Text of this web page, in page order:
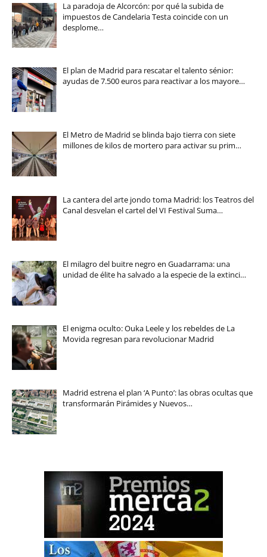
La paradoja de Alcorcón: por qué la subida de
impuestos de Candelaria Testa coincide con un
desplome…
El plan de Madrid para rescatar el talento sénior:
ayudas de 7.500 euros para reactivar a los mayore…
El Metro de Madrid se blinda bajo tierra con siete
millones de kilos de mortero para activar su prim…
La cantera del arte jondo toma Madrid: los Teatros del
Canal desvelan el cartel del VI Festival Suma…
El milagro del buitre negro en Guadarrama: una
unidad de élite ha salvado a la especie de la extinci…
El enigma oculto: Ouka Leele y los rebeldes de La
Movida regresan para revolucionar Madrid
Madrid estrena el plan ‘A Punto’: las obras ocultas que
transformarán Pirámides y Nuevos…